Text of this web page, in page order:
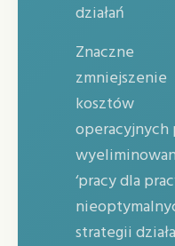
działań
Znaczne
zmniejszenie
kosztów
operacyjnych
‘pracy dla
strategii